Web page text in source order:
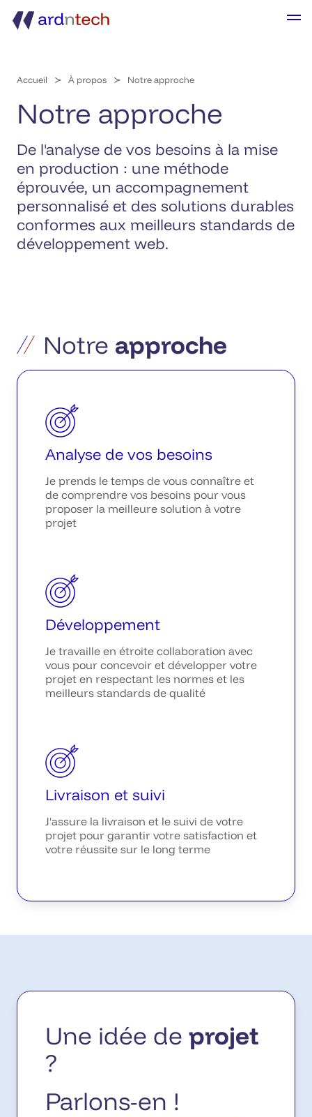
Accueil À propos Notre approche
Notre approche
De l'analyse de vos besoins à la mise
en production : une méthode
éprouvée, un accompagnement
personnalisé et des solutions durables
conformes aux meilleurs standards de
développement web.
Notre approche
Analyse de vos besoins
Je prends le temps de vous connaître et
de comprendre vos besoins pour vous
proposer la meilleure solution à votre
projet
Développement
Je travaille en étroite collaboration avec
vous pour concevoir et développer votre
projet en respectant les normes et les
meilleurs standards de qualité
Livraison et suivi
J'assure la livraison et le suivi de votre
projet pour garantir votre satisfaction et
votre réussite sur le long terme
Une idée de projet
?
Parlons-en !